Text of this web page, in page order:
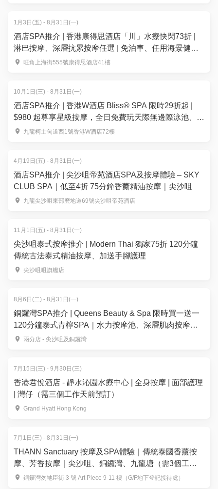
1月3日(五) - 8月31日(一)
酒店SPA推介 | 香港康得思酒店「川」水療快閃73折 |
淋巴按摩、深層抗累按摩任選 | 免泊車、任用海景健身
中心及桑拿
旺角上海街555號康得思酒店41樓
10月1日(三) - 8月31日(一)
酒店SPA推介 | 香港W酒店 Bliss® SPA 限時29折起 |
$980 起尊享星級按摩，全日免費玩天際無邊際泳池、海
景健身室與奢華桑拿
九龍柯士甸道西1號香港W酒店72樓
4月19日(五) - 8月31日(一)
酒店SPA推介 | 尖沙咀帝苑酒店SPA及按摩體驗 – SKY
CLUB SPA｜低至4折 75分鐘香薰精油按摩｜尖沙咀
九龍尖沙咀東部麽地道69號尖沙咀帝苑酒店
11月1日(五) - 8月31日(一)
尖沙咀泰式按摩推介 | Modern Thai 獨家75折 120分鐘
傳統古法泰式精油按摩、加送手腳護理
尖沙咀咀旗艦店
8月6日(二) - 8月31日(一)
銅鑼灣SPA推介 | Queens Beauty & Spa 限時買一送一
120分鐘泰式青檸SPA｜水力按摩池、深層肌肉按摩｜
五星級豪華4,000尺水療設備
兩分店 - 尖沙咀及銅鑼灣
7月15日(三) - 9月30日(三)
香港君悅酒店 - 靜水沁園水療中心 | 全身按摩 | 面部護理
| 灣仔（需三個工作天前預訂）
Grand Hyatt Hong Kong
7月1日(三) - 8月31日(一)
THANN Sanctuary 按摩及SPA體驗｜傳統泰國香薰按
摩、芳香按摩｜尖沙咀、銅鑼灣、九龍塘（需3個工作
天前預訂）
銅鑼灣勿地臣街 3 號 Art Piece 9-11 樓（G/F地下登記接待處）